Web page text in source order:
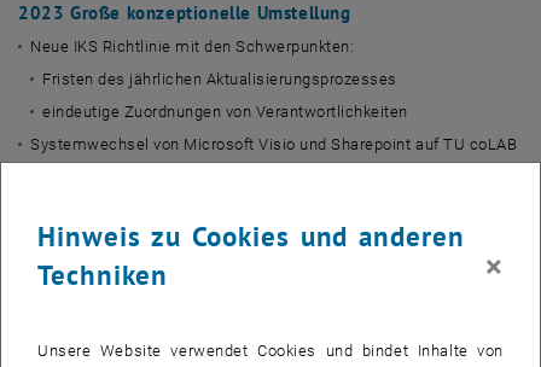
2023 Große konzeptionelle Umstellung
Neue IKS Richtlinie mit den Schwerpunkten:
Fristen des jährlichen Aktualisierungsprozesses
eindeutige Zuordnungen von Verantwortlichkeiten
Systemwechsel von Microsoft Visio und Sharepoint auf TU coLAB
Prozessgruppenverantwortliche_n, Prozessverantwortliche_n und
IKS_Beauftragten
coLAB
Hinweis zu Cookies und anderen
Techniken
×
Unsere Website verwendet Cookies und bindet Inhalte von